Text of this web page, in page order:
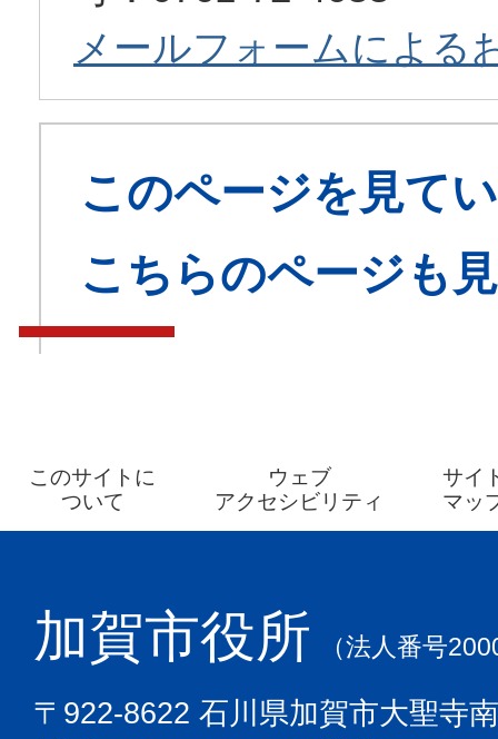
メールフォームによる
このページを見て
こちらのページも
このサイトに
ついて
ウェブ
アクセシビリティ
サイ
マッ
加賀市役所 （法人番号
〒922-8622 石川県加賀市大聖寺